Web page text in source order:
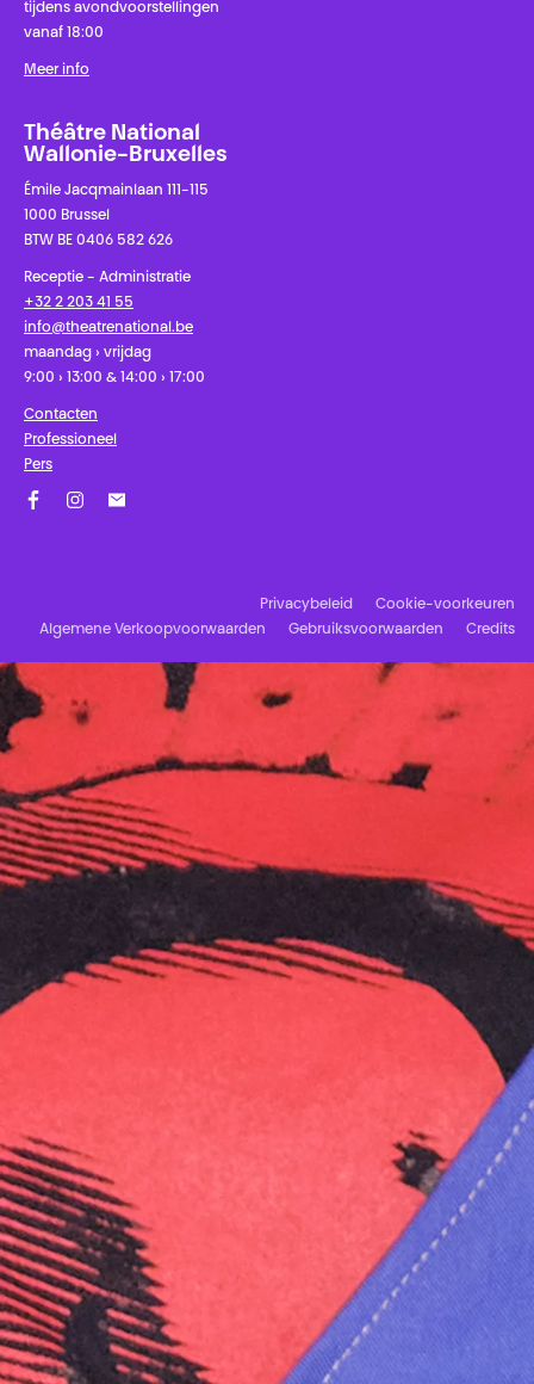
tijdens avondvoorstellingen
vanaf 18:00
Meer info
Théâtre National
Wallonie-Bruxelles
Émile Jacqmainlaan 111-115
1000 Brussel
BTW BE 0406 582 626
Receptie - Administratie
+32 2 203 41 55
info@theatrenational.be
maandag › vrijdag
9:00 › 13:00 & 14:00 › 17:00
Contacten
Professioneel
Pers
Privacybeleid
Cookie-voorkeuren
Algemene Verkoopvoorwaarden
Gebruiksvoorwaarden Credits